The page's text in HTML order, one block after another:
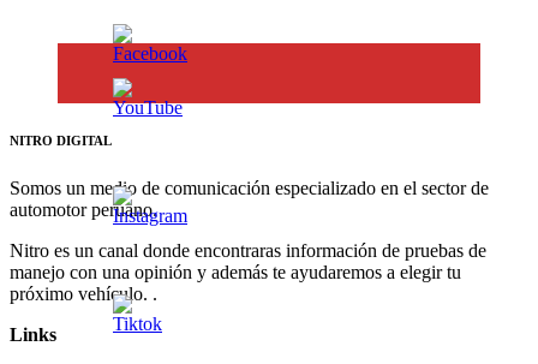
NITRO DIGITAL
Somos un medio de comunicación especializado en el sector de
automotor peruano.
Nitro es un canal donde encontraras información de pruebas de
manejo con una opinión y además te ayudaremos a elegir tu
próximo vehículo. .
Links